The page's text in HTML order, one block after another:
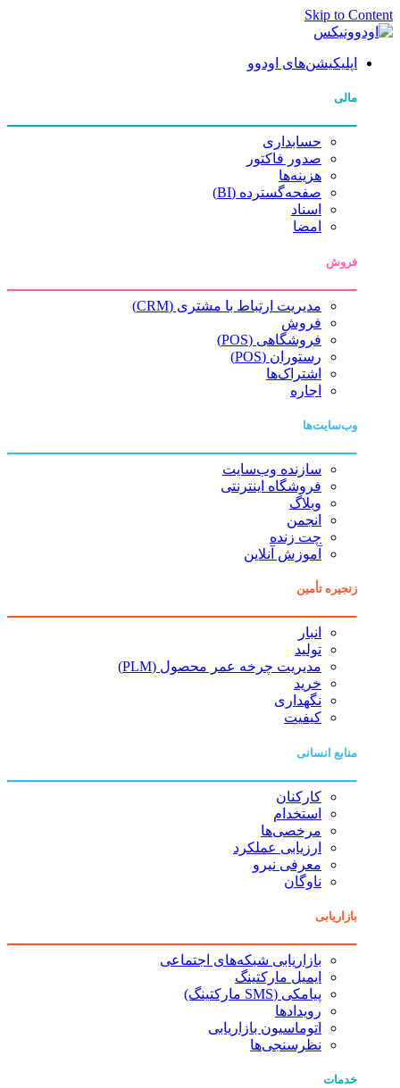
Skip to Content
اپلیکیشن‌های اودوو
مالی
حسابداری
صدور فاکتور
هزینه‌ها
صفحه‌گسترده (BI)
اسناد
امضا
فروش
مدیریت ارتباط با مشتری (CRM)
فروش
فروشگاهی (POS)
رستوران (POS)
اشتراک‌ها
اجاره
وب‌سایت‌ها
سازنده وب‌سایت
فروشگاه اینترنتی
وبلاگ
انجمن
چت زنده
آموزش آنلاین
زنجیره تأمین
انبار
تولید
مدیریت چرخه عمر محصول (PLM)
خرید
نگهداری
کیفیت
منابع انسانی
کارکنان
استخدام
مرخصی‌ها
ارزیابی عملکرد
معرفی نیرو
ناوگان
بازاریابی
بازاریابی شبکه‌های اجتماعی
ایمیل مارکتینگ
پیامکی (SMS مارکتینگ)
رویدادها
اتوماسیون بازاریابی
نظرسنجی‌ها
خدمات